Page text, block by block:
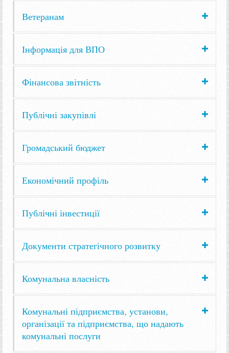
Ветеранам
Інформація для ВПО
Фінансова звітність
Публічні закупівлі
Громадський бюджет
Економічний профіль
Публічні інвестиції
Документи стратегічного розвитку
Комунальна власність
Комунальні підприємства, установи,
організації та підприємства, що надають
комунальні послуги